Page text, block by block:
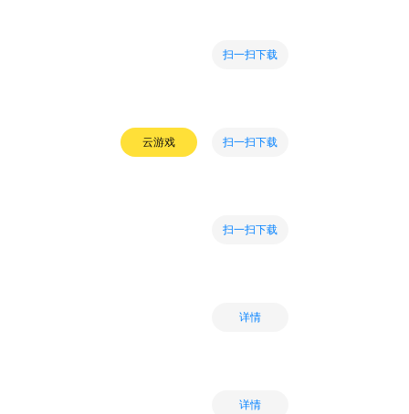
扫一扫下载
云游戏 扫一扫下载
扫一扫下载
详情
详情